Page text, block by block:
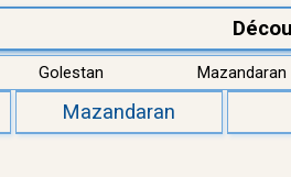
Golestan Mazandaran
Mazandaran